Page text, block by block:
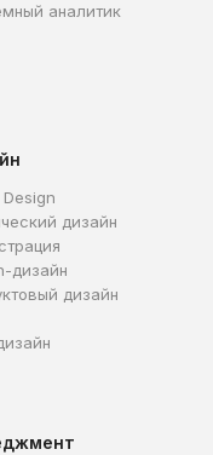
аналитик
Design
дизайн
дизайн
дизайн